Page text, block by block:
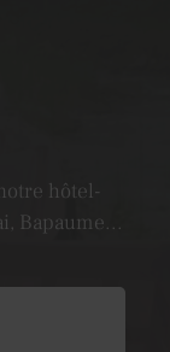
hôtel-
Bapaume...